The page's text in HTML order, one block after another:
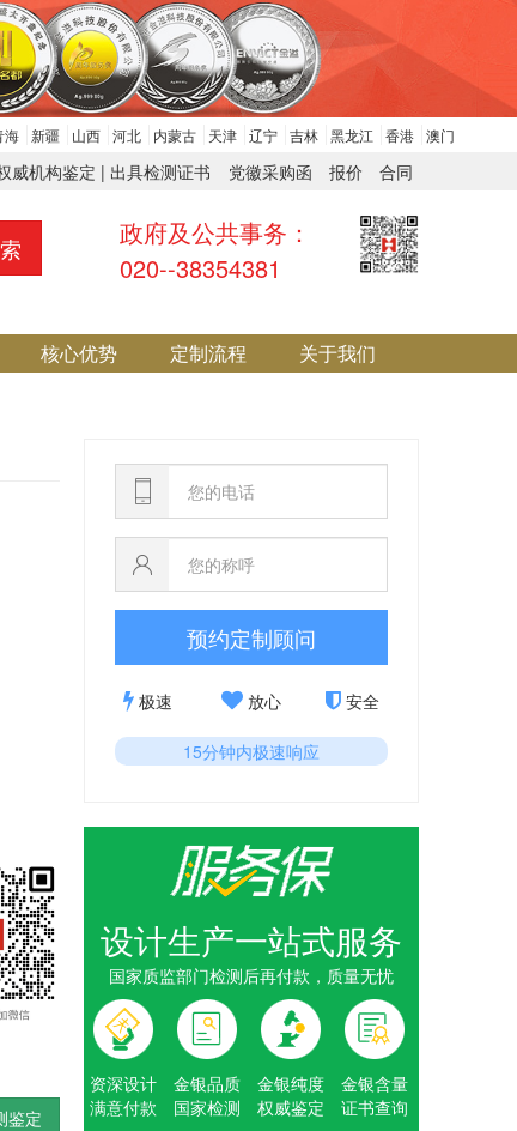
海 新疆 山西 河北 内蒙古 天津 辽宁 吉林 黑龙江 香港 澳门
党徽采购函 报价 合同
威机构鉴定 | 出具检测证书
政府及公共事务：
020--38354381
核心优势 定制流程 关于我们
黄金
制_
鉴定
预约定制顾问
极速 放心 安全
15分钟内极速响应
设计生产一站式服务
国家质监部门检测后再付款，质量无忧
资深设计
满意付款
金银品质
国家检测
金银纯度
权威鉴定
金银含量
证书查询